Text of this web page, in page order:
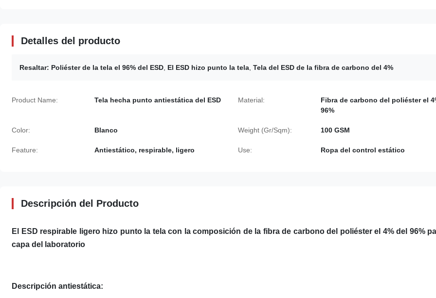
Detalles del producto
Resaltar: Poliéster de la tela el 96% del ESD El ESD hizo punto la tela Tela del ESD de la fibra de carbono del 4%
Product Name: Tela hecha punto antiestática del ESD Material:
Fibra de carbono del poliéster el
96%
Color: Blanco Weight (Gr/Sqm): 100 GSM
Feature: Antiestático, respirable, ligero Use: Ropa del control estático
Descripción del Producto
El ESD respirable ligero hizo punto la tela con la composición de la fibra de carbono del poliéster el 4% del 96%
capa del laboratorio
Descripción antiestática: